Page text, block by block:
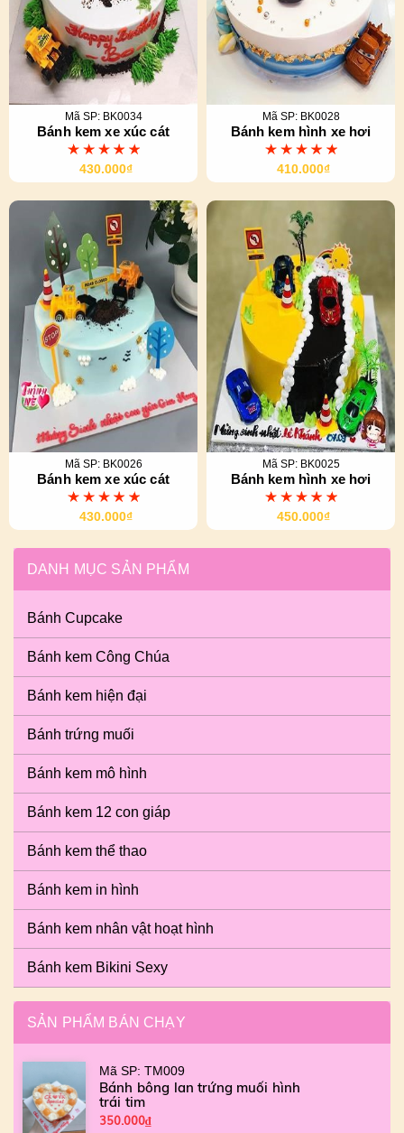
Mã SP: BK0034
Bánh kem xe xúc cát
430.000₫
Mã SP: BK0028
Bánh kem hình xe hơi
410.000₫
Mã SP: BK0026
Bánh kem xe xúc cát
430.000₫
Mã SP: BK0025
Bánh kem hình xe hơi
450.000₫
DANH MỤC SẢN PHẨM
Bánh Cupcake
Bánh kem Công Chúa
Bánh kem hiện đại
Bánh trứng muối
Bánh kem mô hình
Bánh kem 12 con giáp
Bánh kem thể thao
Bánh kem in hình
Bánh kem nhân vật hoạt hình
Bánh kem Bikini Sexy
SẢN PHẨM BÁN CHẠY
Mã SP: TM009
Bánh bông lan trứng muối hình
trái tim
350.000₫